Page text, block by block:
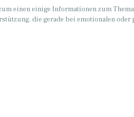
einen einige Informationen zum
die gerade bei emotionalen